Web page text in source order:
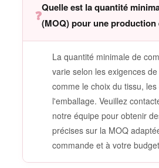
❓Quelle est la quantité
(MOQ) pour une production
La quantité minimale de
varie selon les exigences
comme le choix du tissu,
l'emballage. Veuillez
notre équipe pour obtenir
précises sur la MOQ
commande et à votre